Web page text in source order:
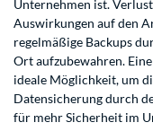
Unternehmen ist.
Auswirkungen auf den
regelmäßige Backups
Ort aufzubewahren.
ideale Möglichkeit, um
Datensicherung durch
für mehr Sicherheit im